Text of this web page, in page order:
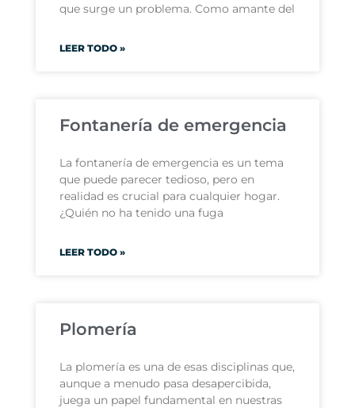
que surge un problema. Como amante del
LEER TODO »
Fontanería de emergencia
La fontanería de emergencia es un tema
que puede parecer tedioso, pero en
realidad es crucial para cualquier hogar.
¿Quién no ha tenido una fuga
LEER TODO »
Plomería
La plomería es una de esas disciplinas que,
aunque a menudo pasa desapercibida,
juega un papel fundamental en nuestras